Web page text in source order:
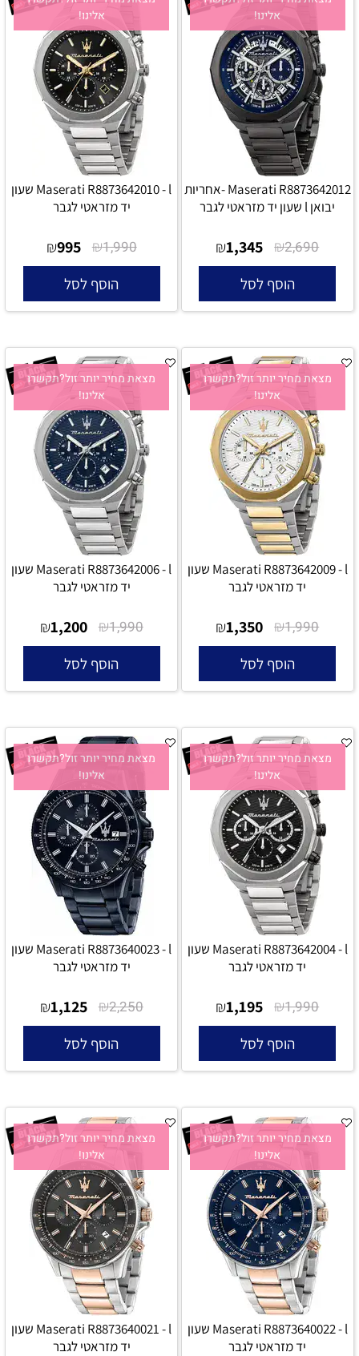
אלינו!
Maserati R8873642012 -אחריות
יבואן l שעון יד מזראטי לגבר
₪2,690
₪1,345
הוסף לסל
אלינו!
Maserati R8873642010 - l שעון
יד מזראטי לגבר
₪1,990
₪995
הוסף לסל
מצאת מחיר יותר זול?תקשרו
אלינו!
Maserati R8873642009 - l שעון
יד מזראטי לגבר
₪1,990
₪1,350
הוסף לסל
מצאת מחיר יותר זול?תקשרו
אלינו!
Maserati R8873642006 - l שעון
יד מזראטי לגבר
₪1,990
₪1,200
הוסף לסל
מצאת מחיר יותר זול?תקשרו
אלינו!
Maserati R8873642004 - l שעון
יד מזראטי לגבר
₪1,990
₪1,195
הוסף לסל
מצאת מחיר יותר זול?תקשרו
אלינו!
Maserati R8873640023 - l שעון
יד מזראטי לגבר
₪2,250
₪1,125
הוסף לסל
מצאת מחיר יותר זול?תקשרו
אלינו!
Maserati R8873640022 - l שעון
יד מזראטי לגבר
מצאת מחיר יותר זול?תקשרו
אלינו!
Maserati R8873640021 - l שעון
יד מזראטי לגבר